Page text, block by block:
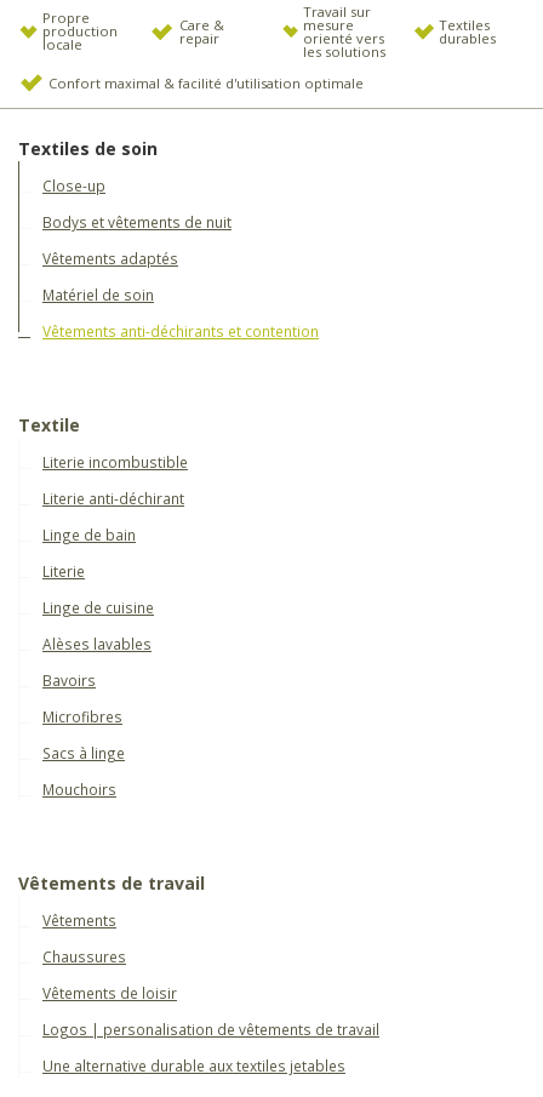
Propre
production
locale
Care &
repair
Travail sur
mesure
orienté vers
les solutions
Textiles
durables
Confort maximal & facilité d'utilisation optimale
Textiles de soin
Close-up
Bodys et vêtements de nuit
Vêtements adaptés
Matériel de soin
Vêtements anti-déchirants et contention
Textile
Literie incombustible
Literie anti-déchirant
Linge de bain
Literie
Linge de cuisine
Alèses lavables
Bavoirs
Microfibres
Sacs à linge
Mouchoirs
Vêtements de travail
Vêtements
Chaussures
Vêtements de loisir
Logos | personalisation de vêtements de travail
Une alternative durable aux textiles jetables